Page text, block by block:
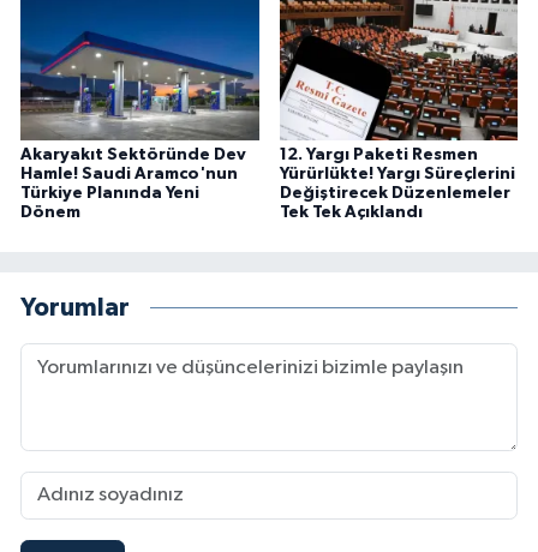
Akaryakıt Sektöründe Dev
Hamle! Saudi Aramco'nun
Türkiye Planında Yeni
Dönem
12. Yargı Paketi Resmen
Yürürlükte! Yargı Süreçlerini
Değiştirecek Düzenlemeler
Tek Tek Açıklandı
Yorumlar